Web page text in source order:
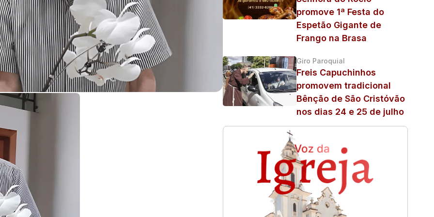
promove 1ª Festa do
Espetão Gigante de
Frango na Brasa
Giro Paroquial
Freis Capuchinhos
promovem tradicional
Bênção de São Cristóvão
nos dias 24 e 25 de julho